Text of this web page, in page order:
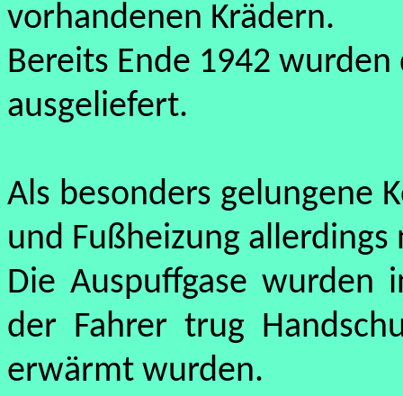
vorhandenen Krädern.
Bereits Ende 1942
ausgeliefert.
Als besonders gelungene
und Fußheizung
Die Auspuffgase
der Fahrer trug
erwärmt wurden.